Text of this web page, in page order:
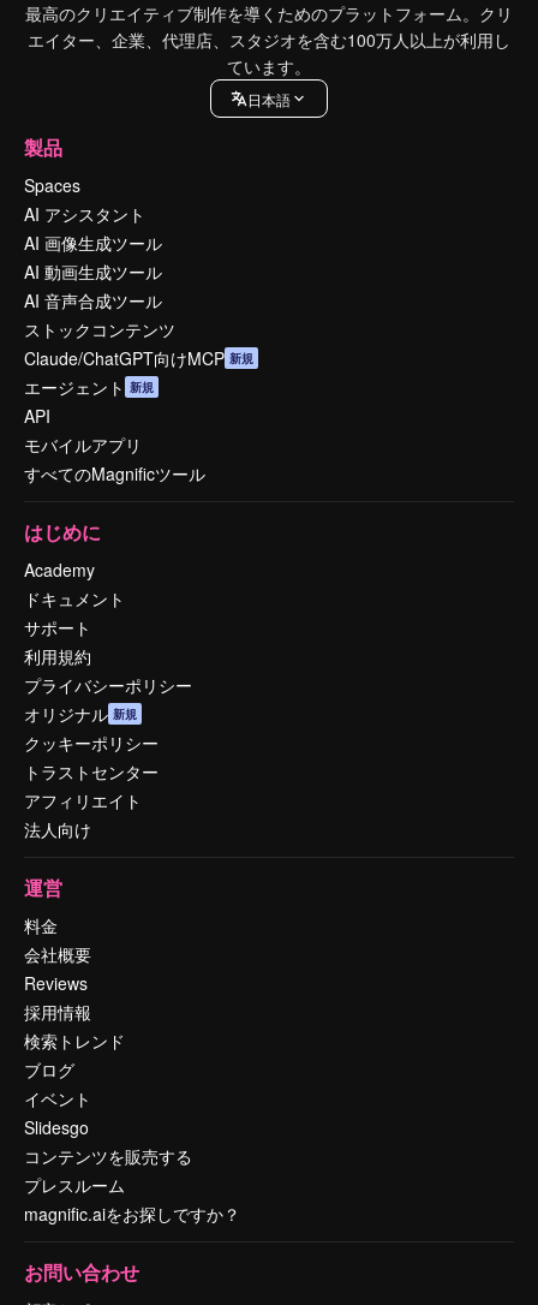
最高のクリエイティブ制作を導くためのプラットフォーム。クリ
エイター、企業、代理店、スタジオを含む100万人以上が利用し
ています。
日本語
製品
Spaces
AI アシスタント
AI 画像生成ツール
AI 動画生成ツール
AI 音声合成ツール
ストックコンテンツ
Claude/ChatGPT向けMCP 新規
エージェント 新規
API
モバイルアプリ
すべてのMagnificツール
はじめに
Academy
ドキュメント
サポート
利用規約
プライバシーポリシー
オリジナル 新規
クッキーポリシー
トラストセンター
アフィリエイト
法人向け
運営
料金
会社概要
Reviews
採用情報
検索トレンド
ブログ
イベント
Slidesgo
コンテンツを販売する
プレスルーム
magnific.aiをお探しですか？
お問い合わせ